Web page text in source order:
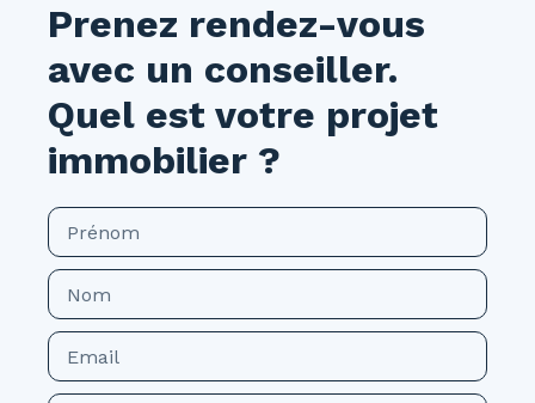
Prenez rendez-vous
avec un conseiller.
Quel est votre projet
immobilier ?
Prénom
Nom
Email